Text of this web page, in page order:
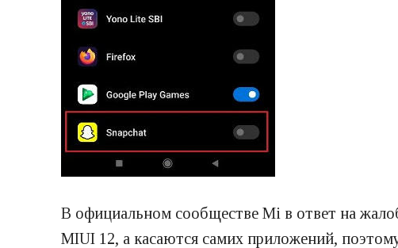
В официальном сообществе Mi в ответ на
MIUI 12, а касаются самих приложений,